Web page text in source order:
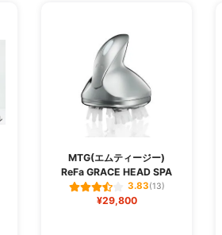
MTG(エムティージー)
ReFa GRACE HEAD SPA
3.83(13)
¥29,800